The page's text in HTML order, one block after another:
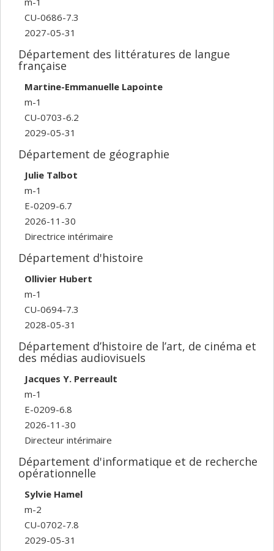
CU-0686-7.3
2027-05-31
Département des littératures de langue
française
Martine-Emmanuelle Lapointe
m-1
CU-0703-6.2
2029-05-31
Département de géographie
Julie Talbot
m-1
E-0209-6.7
2026-11-30
Directrice intérimaire
Département d'histoire
Ollivier Hubert
m-1
CU-0694-7.3
2028-05-31
Département d’histoire de l’art, de cinéma et
des médias audiovisuels
Jacques Y. Perreault
m-1
E-0209-6.8
2026-11-30
Directeur intérimaire
Département d'informatique et de recherche
opérationnelle
Sylvie Hamel
m-2
CU-0702-7.8
2029-05-31